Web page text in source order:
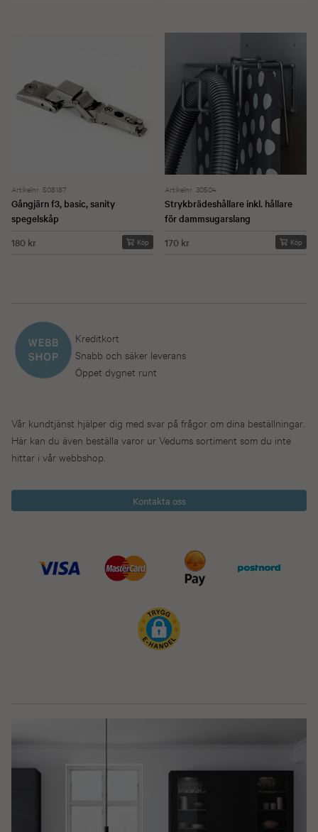
Artikelnr. 508187
Gångjärn f3, basic, sanity
spegelskåp
180 kr
Köp
Artikelnr. 30504
Strykbrädeshållare inkl. hållare
för dammsugarslang
170 kr
Köp
Kreditkort
Snabb och säker leverans
Öppet dygnet runt
Vår kundtjänst hjälper dig med svar på frågor om dina beställningar.
Här kan du även beställa varor ur Vedums sortiment som du inte
hittar i vår webbshop.
Kontakta oss